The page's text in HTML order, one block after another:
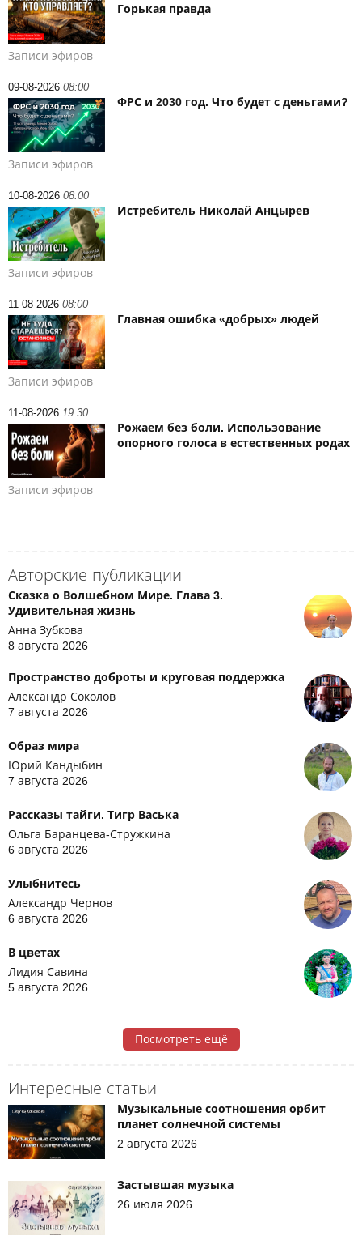
Горькая правда
Записи эфиров
09-08-2026 08:00
ФРС и 2030 год. Что будет с деньгами?
Записи эфиров
10-08-2026 08:00
Истребитель Николай Анцырев
Записи эфиров
11-08-2026 08:00
Главная ошибка «добрых» людей
Записи эфиров
11-08-2026 19:30
Рожаем без боли. Использование
опорного голоса в естественных родах
Записи эфиров
Авторские публикации
Сказка о Волшебном Мире. Глава 3.
Удивительная жизнь
Анна Зубкова
8 августа 2026
Пространство доброты и круговая поддержка
Александр Соколов
7 августа 2026
Образ мира
Юрий Кандыбин
7 августа 2026
Рассказы тайги. Тигр Васька
Ольга Баранцева-Стружкина
6 августа 2026
Улыбнитесь
Александр Чернов
6 августа 2026
В цветах
Лидия Савина
5 августа 2026
Посмотреть ещё
Интересные статьи
Музыкальные соотношения орбит
планет солнечной системы
2 августа 2026
Застывшая музыка
26 июля 2026